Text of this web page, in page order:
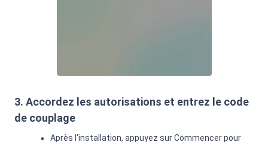
3. Accordez les autorisations et entrez le code
de couplage
Après l'installation, appuyez sur Commencer pour